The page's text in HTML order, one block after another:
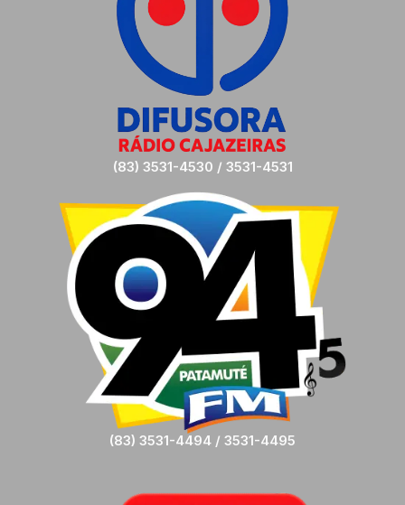
(83) 3531-4530 / 3531-4531
(83) 3531-4494 / 3531-4495